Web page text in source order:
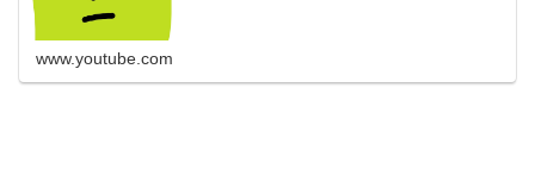
www.youtube.com